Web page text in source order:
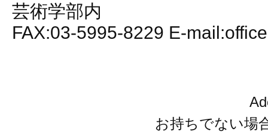
芸術学部内
FAX:03-5995-8229 E-
お持ちでない場